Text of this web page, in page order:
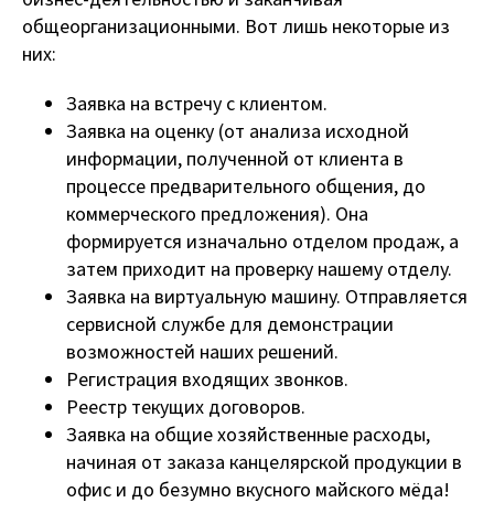
общеорганизационными. Вот лишь некоторые из
них:
Заявка на встречу с клиентом.
Заявка на оценку (от анализа исходной
информации, полученной от клиента в
процессе предварительного общения, до
коммерческого предложения). Она
формируется изначально отделом продаж, а
затем приходит на проверку нашему отделу.
Заявка на виртуальную машину. Отправляется
сервисной службе для демонстрации
возможностей наших решений.
Регистрация входящих звонков.
Реестр текущих договоров.
Заявка на общие хозяйственные расходы,
начиная от заказа канцелярской продукции в
офис и до безумно вкусного майского мёда!